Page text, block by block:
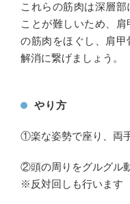
これらの筋肉は深層
ことが難しいため、
の筋肉をほぐし、肩
解消に繋げましょう。
やり方
①楽な姿勢で座り、両
②頭の周りをグルグル
※反対回しも行います